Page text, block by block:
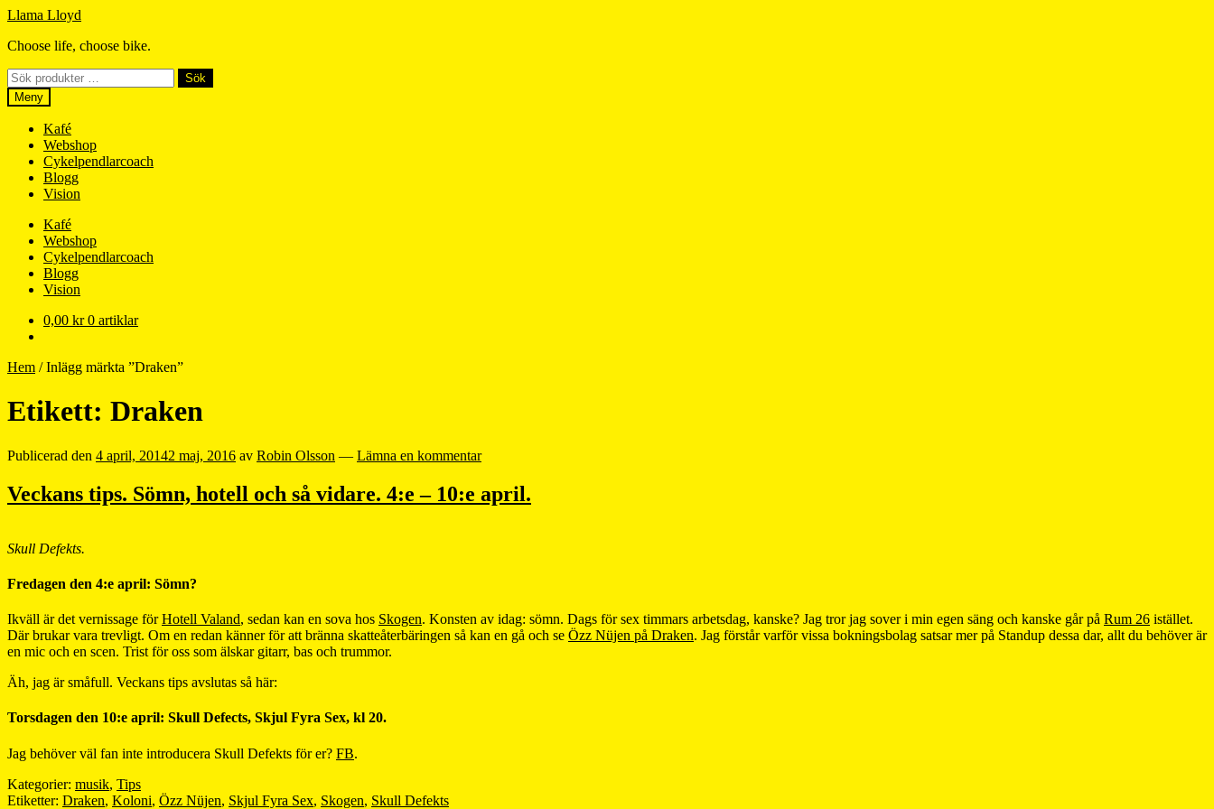
Hoppa
navigering
Hoppa
innehåll
Llama Lloyd
Choose life, choose bike.
Sök
efter:
Sök
Meny
Kafé
Webshop
Cykelpendlarcoach
Blogg
Vision
Kafé
Webshop
Cykelpendlarcoach
Blogg
Vision
0,00 kr 0 artiklar
Hem /Inlägg märkta ”Draken”
Etikett: Draken
Publicerad den 4 april, 20142 maj, 2016 av Robin Olsson — Lämna en kommentar
Veckans tips. Sömn, hotell och så vidare. 4:e – 10:e april.
Skull Defekts.
Fredagen den 4:e april: Sömn?
Ikväll är det vernissage förHotell Valand, sedan kan en sova hos Skogen. Konsten av idag: sömn. Dags för sex timmars arbetsdag, kanske? Jag tror jag sover i min egen säng och kanske går på Rum 26 istället.
Där brukar vara trevligt. Om en redan känner för att bränna skatteåterbäringen så kan en gå och se Özz Nüjen på Draken. Jag förstår varför vissa bokningsbolag satsar mer på Standup dessa dar, allt du behöver är
en mic och en scen. Trist för oss som älskar gitarr, bas och trummor.
Äh, jag är småfull. Veckans tips avslutas så här:
Torsdagen den 10:e april: Skull Defects, Skjul Fyra Sex, kl 20.
Jag behöver väl fan inte introducera Skull Defekts för er? FB.
Kategorier: musik, Tips
Etiketter: Draken, Koloni, Özz Nüjen, Skjul Fyra Sex, Skogen, Skull Defekts